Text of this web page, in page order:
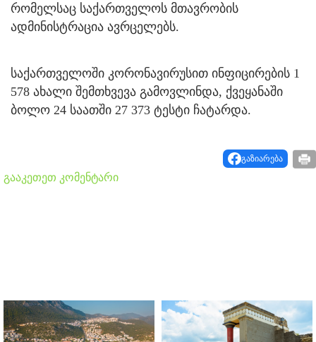
რომელსაც საქართველოს მთავრობის
ადმინისტრაცია ავრცელებს.
საქართველოში კორონავირუსით ინფიცირების 1
578 ახალი შემთხვევა გამოვლინდა, ქვეყანაში
ბოლო 24 საათში 27 373 ტესტი ჩატარდა.
გაზიარება
გააკეთეთ კომენტარი